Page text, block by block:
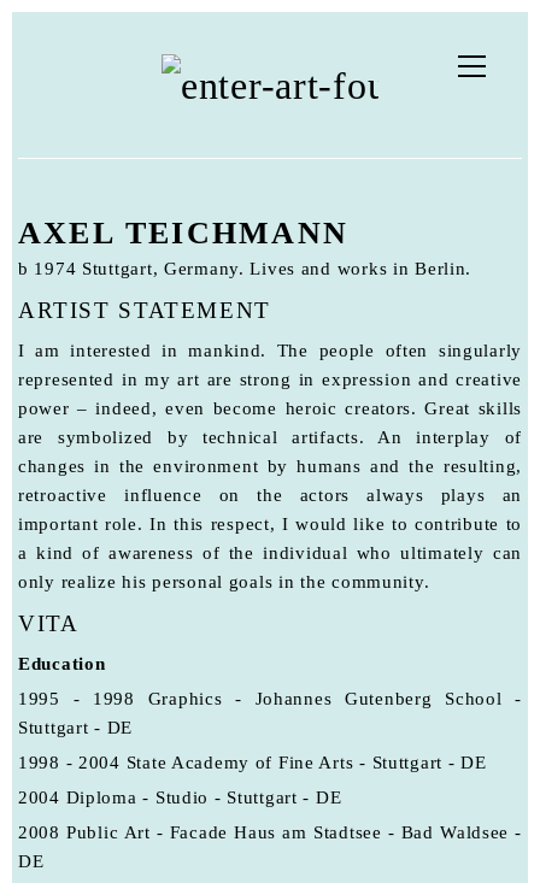
AXEL TEICHMANN
b 1974 Stuttgart, Germany. Lives and works in Berlin.
ARTIST STATEMENT
I am interested in mankind. The people often singularly
represented in my art are strong in expression and creative
power – indeed, even become heroic creators. Great skills
are symbolized by technical artifacts. An interplay of
changes in the environment by humans and the resulting,
retroactive influence on the actors always plays an
important role. In this respect, I would like to contribute to
a kind of awareness of the individual who ultimately can
only realize his personal goals in the community.
VITA
Education
1995 - 1998 Graphics - Johannes Gutenberg School -
Stuttgart - DE
1998 - 2004 State Academy of Fine Arts - Stuttgart - DE
2004 Diploma - Studio - Stuttgart - DE
2008 Public Art - Facade Haus am Stadtsee - Bad Waldsee -
DE